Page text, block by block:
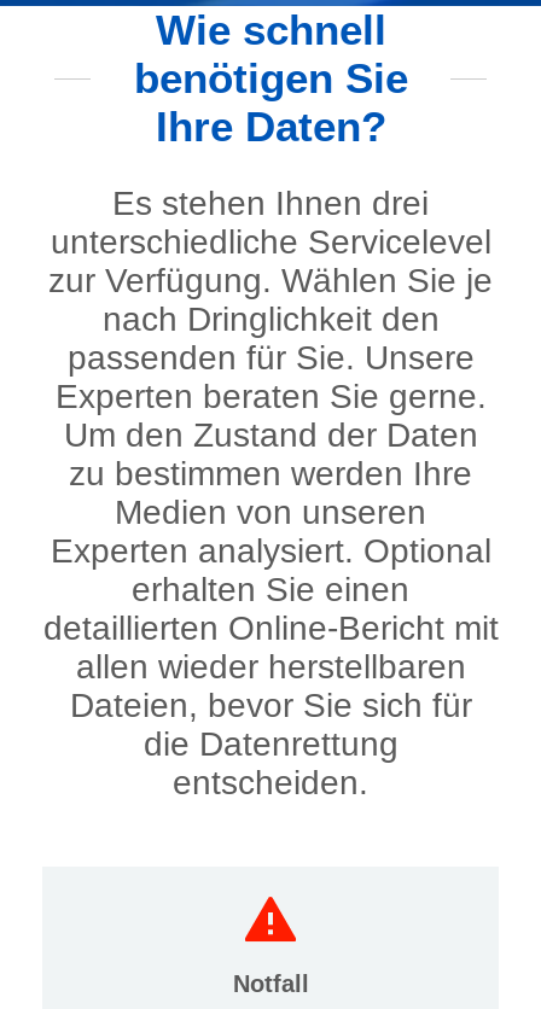
Wie schnell
benötigen Sie
Ihre Daten?
Es stehen Ihnen drei
unterschiedliche Servicelevel
zur Verfügung. Wählen Sie je
nach Dringlichkeit den
passenden für Sie. Unsere
Experten beraten Sie gerne.
Um den Zustand der Daten
zu bestimmen werden Ihre
Medien von unseren
Experten analysiert. Optional
erhalten Sie einen
detaillierten Online-Bericht mit
allen wieder herstellbaren
Dateien, bevor Sie sich für
die Datenrettung
entscheiden.
Notfall